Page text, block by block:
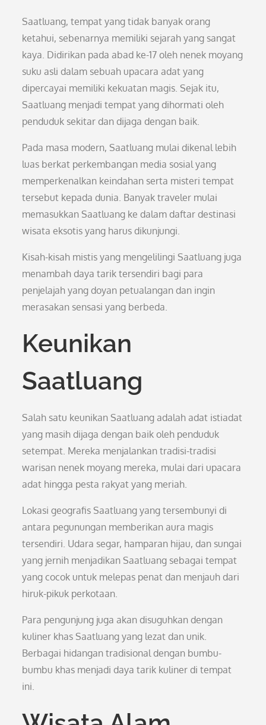
Saatluang, tempat yang tidak banyak orang
ketahui, sebenarnya memiliki sejarah yang sangat
kaya. Didirikan pada abad ke-17 oleh nenek moyang
suku asli dalam sebuah upacara adat yang
dipercayai memiliki kekuatan magis. Sejak itu,
Saatluang menjadi tempat yang dihormati oleh
penduduk sekitar dan dijaga dengan baik.
Pada masa modern, Saatluang mulai dikenal lebih
luas berkat perkembangan media sosial yang
memperkenalkan keindahan serta misteri tempat
tersebut kepada dunia. Banyak traveler mulai
memasukkan Saatluang ke dalam daftar destinasi
wisata eksotis yang harus dikunjungi.
Kisah-kisah mistis yang mengelilingi Saatluang juga
menambah daya tarik tersendiri bagi para
penjelajah yang doyan petualangan dan ingin
merasakan sensasi yang berbeda.
Keunikan
Saatluang
Salah satu keunikan Saatluang adalah adat istiadat
yang masih dijaga dengan baik oleh penduduk
setempat. Mereka menjalankan tradisi-tradisi
warisan nenek moyang mereka, mulai dari upacara
adat hingga pesta rakyat yang meriah.
Lokasi geografis Saatluang yang tersembunyi di
antara pegunungan memberikan aura magis
tersendiri. Udara segar, hamparan hijau, dan sungai
yang jernih menjadikan Saatluang sebagai tempat
yang cocok untuk melepas penat dan menjauh dari
hiruk-pikuk perkotaan.
Para pengunjung juga akan disuguhkan dengan
kuliner khas Saatluang yang lezat dan unik.
Berbagai hidangan tradisional dengan bumbu-
bumbu khas menjadi daya tarik kuliner di tempat
ini.